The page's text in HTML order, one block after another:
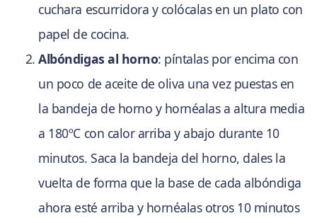
cuchara escurridora y colócalas en un plato con
papel de cocina.
Albóndigas al horno: píntalas por encima con
un poco de aceite de oliva una vez puestas en
la bandeja de horno y hornéalas a altura media
a 180ºC con calor arriba y abajo durante 10
minutos. Saca la bandeja del horno, dales la
vuelta de forma que la base de cada albóndiga
ahora esté arriba y hornéalas otros 10 minutos